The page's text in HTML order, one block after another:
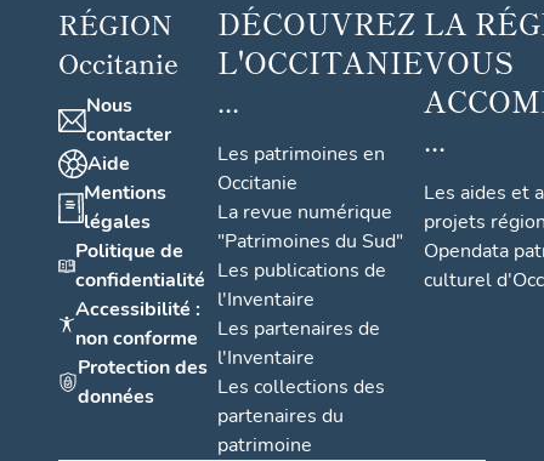
RÉGION
Occitanie
Nous
contacter
Aide
Mentions
légales
Politique de
confidentialité
Accessibilité :
non conforme
Protection des
données
DÉCOUVREZ
L'OCCITANIE
...
Les patrimoines en
Occitanie
La revue numérique
"Patrimoines du Sud"
Les publications de
l'Inventaire
Les partenaires de
l'Inventaire
Les collections des
partenaires du
patrimoine
LA
VOUS
...
Les aides et
projets
Opendata
culturel